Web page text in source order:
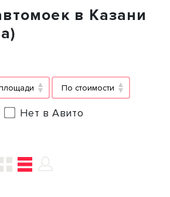
в Казани
По стоимости
Нет в Авито